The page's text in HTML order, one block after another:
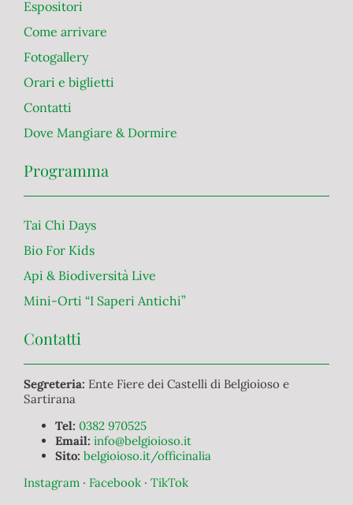
Espositori
Come arrivare
Fotogallery
Orari e biglietti
Contatti
Dove Mangiare & Dormire
Programma
Tai Chi Days
Bio For Kids
Api & Biodiversità Live
Mini-Orti “I Saperi Antichi”
Contatti
Segreteria: Ente Fiere dei Castelli di Belgioioso e
Sartirana
Tel: 0382 970525
Email: info@belgioioso.it
Sito: belgioioso.it/officinalia
Instagram · Facebook · TikTok